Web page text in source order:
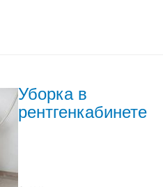
Уборка в
рентгенкабинете